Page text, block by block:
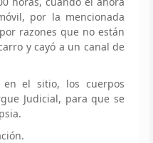
por la mencionada
razones que no están
y cayó a un canal de
en el sitio, los cuerpos
Judicial, para que se